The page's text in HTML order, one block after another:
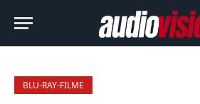
BLU-RAY-FILME